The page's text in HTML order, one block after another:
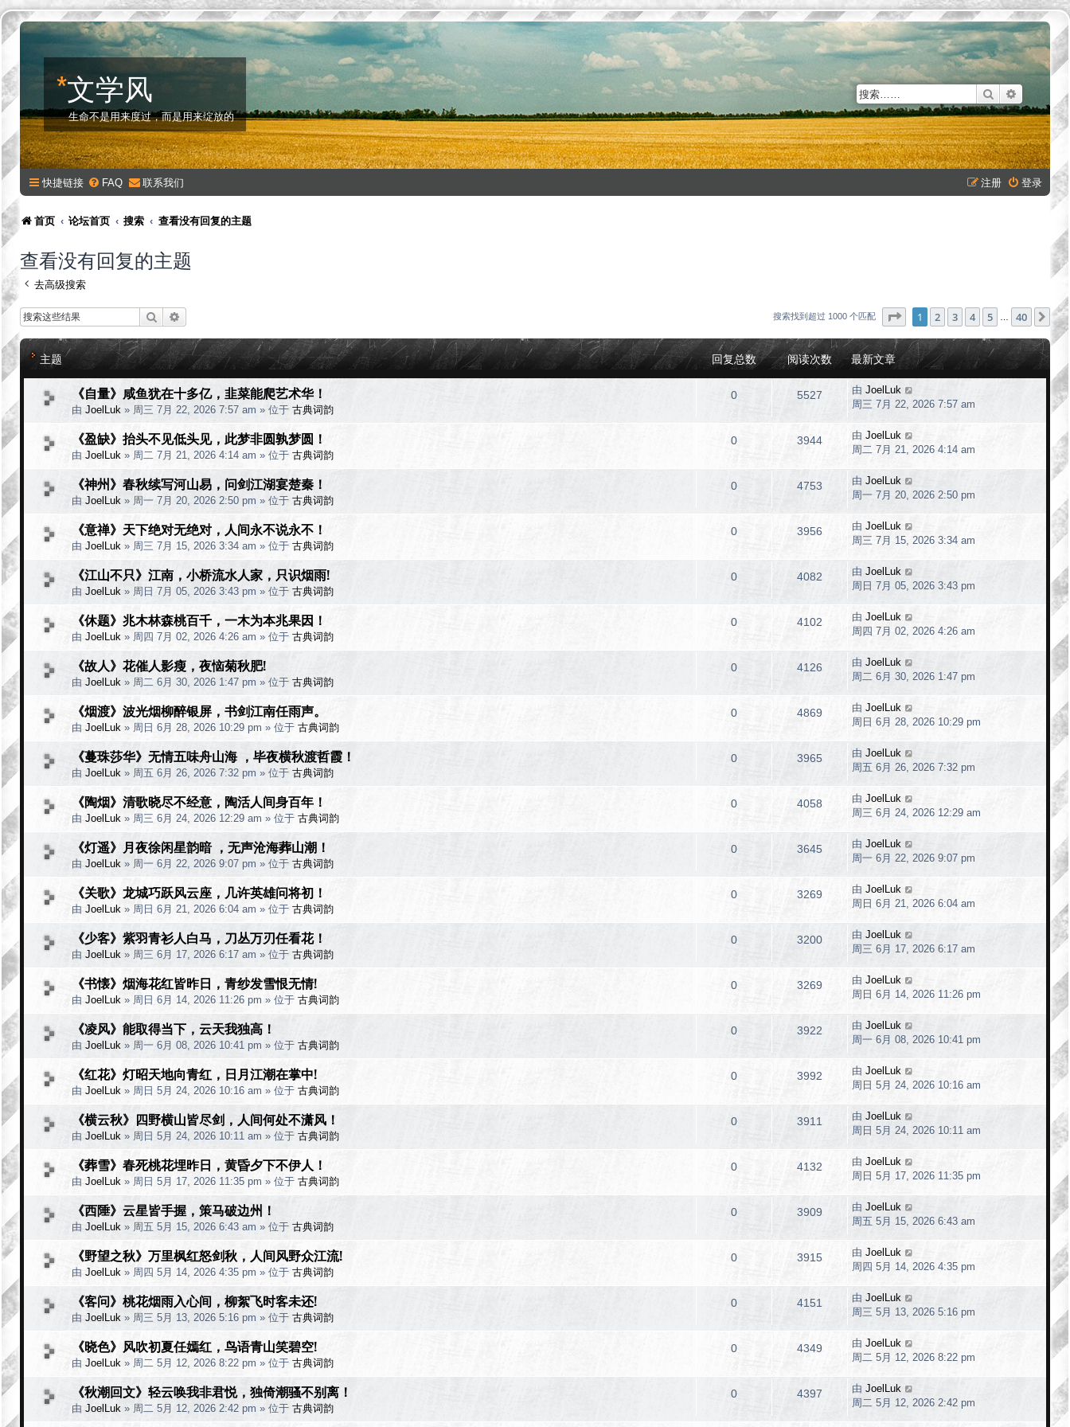
*文学风
生命不是用来度过，而是用来绽放的
搜索
快捷链接 FAQ 联系我们 登录
注册
首页 论坛首页 搜索 查看没有回复的主题
查看没有回复的主题
去高级搜索
搜索 搜索找到超过 1000 个匹配 分页： 1 40
1 2 3 4 5 40 下
主题 回复总数 阅读次数 最新文章
《自量》咸鱼犹在十多亿，韭菜能爬艺术华！
由 JoelLuk » 周三 7月 22, 2026 7:57 am » 位于 古典词韵
0 5527 由 JoelLuk
周三 7月 22, 2026 7:57 am
《盈缺》抬头不见低头见，此梦非圆孰梦圆！
由 JoelLuk » 周二 7月 21, 2026 4:14 am » 位于 古典词韵
0 3944 由 JoelLuk
周二 7月 21, 2026 4:14 am
《神州》春秋续写河山易，问剑江湖宴楚秦！
由 JoelLuk » 周一 7月 20, 2026 2:50 pm » 位于 古典词韵
0 4753 由 JoelLuk
周一 7月 20, 2026 2:50 pm
《意禅》天下绝对无绝对，人间永不说永不！
由 JoelLuk » 周三 7月 15, 2026 3:34 am » 位于 古典词韵
0 3956 由 JoelLuk
周三 7月 15, 2026 3:34 am
《江山不只》江南，小桥流水人家，只识烟雨!
由 JoelLuk » 周日 7月 05, 2026 3:43 pm » 位于 古典词韵
0 4082 由 JoelLuk
周日 7月 05, 2026 3:43 pm
《休题》兆木林森桃百千，一木为本兆果因！
由 JoelLuk » 周四 7月 02, 2026 4:26 am » 位于 古典词韵
0 4102 由 JoelLuk
周四 7月 02, 2026 4:26 am
《故人》花催人影瘦，夜恼菊秋肥!
由 JoelLuk » 周二 6月 30, 2026 1:47 pm » 位于 古典词韵
0 4126 由 JoelLuk
周二 6月 30, 2026 1:47 pm
《烟渡》波光烟柳醉银屏，书剑江南任雨声。
由 JoelLuk » 周日 6月 28, 2026 10:29 pm » 位于 古典词韵
0 4869 由 JoelLuk
周日 6月 28, 2026 10:29 pm
《蔓珠莎华》无情五味舟山海 ，毕夜横秋渡哲霞！
由 JoelLuk » 周五 6月 26, 2026 7:32 pm » 位于 古典词韵
0 3965 由 JoelLuk
周五 6月 26, 2026 7:32 pm
《陶烟》清歌晓尽不经意，陶活人间身百年！
由 JoelLuk » 周三 6月 24, 2026 12:29 am » 位于 古典词韵
0 4058 由 JoelLuk
周三 6月 24, 2026 12:29 am
《灯遥》月夜徐闲星韵暗 ，无声沧海葬山潮！
由 JoelLuk » 周一 6月 22, 2026 9:07 pm » 位于 古典词韵
0 3645 由 JoelLuk
周一 6月 22, 2026 9:07 pm
《关歌》龙城巧跃风云座，几许英雄问将初！
由 JoelLuk » 周日 6月 21, 2026 6:04 am » 位于 古典词韵
0 3269 由 JoelLuk
周日 6月 21, 2026 6:04 am
《少客》紫羽青衫人白马，刀丛万刃任看花！
由 JoelLuk » 周三 6月 17, 2026 6:17 am » 位于 古典词韵
0 3200 由 JoelLuk
周三 6月 17, 2026 6:17 am
《书懐》烟海花红皆昨日，青纱发雪恨无情!
由 JoelLuk » 周日 6月 14, 2026 11:26 pm » 位于 古典词韵
0 3269 由 JoelLuk
周日 6月 14, 2026 11:26 pm
《凌风》能取得当下，云天我独高！
由 JoelLuk » 周一 6月 08, 2026 10:41 pm » 位于 古典词韵
0 3922 由 JoelLuk
周一 6月 08, 2026 10:41 pm
《红花》灯昭天地向青红，日月江潮在掌中!
由 JoelLuk » 周日 5月 24, 2026 10:16 am » 位于 古典词韵
0 3992 由 JoelLuk
周日 5月 24, 2026 10:16 am
《横云秋》四野横山皆尽剑，人间何处不潇风！
由 JoelLuk » 周日 5月 24, 2026 10:11 am » 位于 古典词韵
0 3911 由 JoelLuk
周日 5月 24, 2026 10:11 am
《葬雪》春死桃花埋昨日，黄昏夕下不伊人！
由 JoelLuk » 周日 5月 17, 2026 11:35 pm » 位于 古典词韵
0 4132 由 JoelLuk
周日 5月 17, 2026 11:35 pm
《西陲》云星皆手握，策马破边州！
由 JoelLuk » 周五 5月 15, 2026 6:43 am » 位于 古典词韵
0 3909 由 JoelLuk
周五 5月 15, 2026 6:43 am
《野望之秋》万里枫红怒剑秋，人间风野众江流!
由 JoelLuk » 周四 5月 14, 2026 4:35 pm » 位于 古典词韵
0 3915 由 JoelLuk
周四 5月 14, 2026 4:35 pm
《客问》桃花烟雨入心间，柳絮飞时客未还!
由 JoelLuk » 周三 5月 13, 2026 5:16 pm » 位于 古典词韵
0 4151 由 JoelLuk
周三 5月 13, 2026 5:16 pm
《晓色》风吹初夏任嫣红，鸟语青山笑碧空!
由 JoelLuk » 周二 5月 12, 2026 8:22 pm » 位于 古典词韵
0 4349 由 JoelLuk
周二 5月 12, 2026 8:22 pm
《秋潮回文》轻云唤我非君悦，独倚潮骚不别离！
由 JoelLuk » 周二 5月 12, 2026 2:42 pm » 位于 古典词韵
0 4397 由 JoelLuk
周二 5月 12, 2026 2:42 pm